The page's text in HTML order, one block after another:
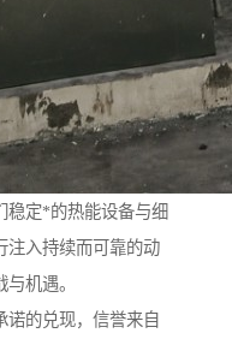
稳定*的热能设备与细
注入持续而可靠的动
机遇。
的兑现，信誉来自